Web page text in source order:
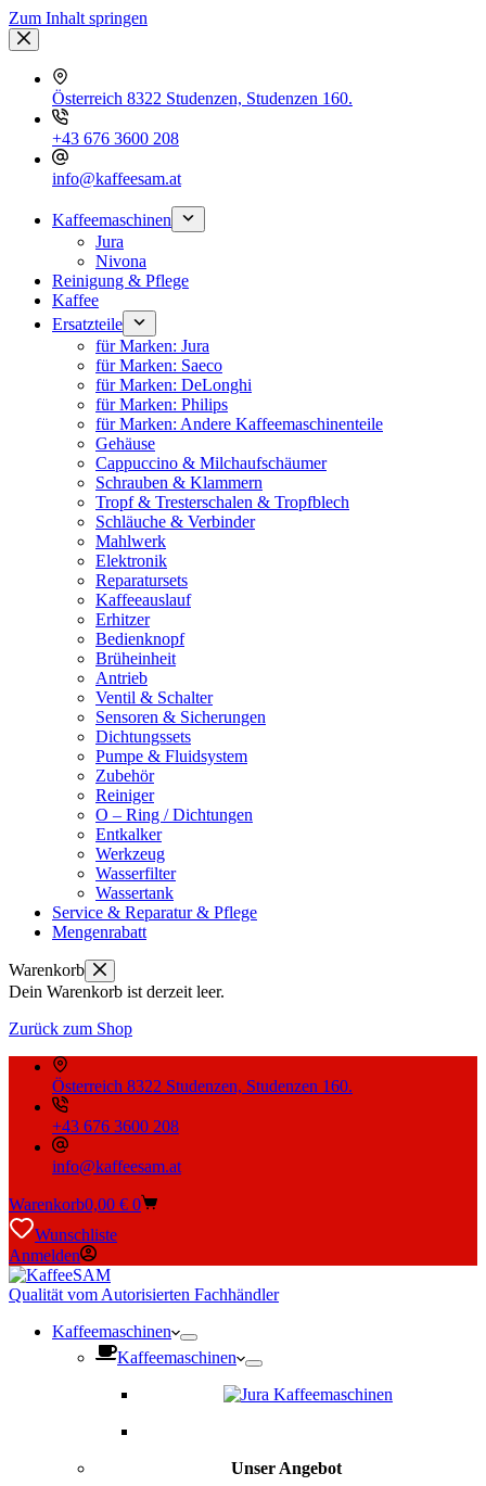
Zum Inhalt springen
Österreich 8322 Studenzen, Studenzen 160.
+43 676 3600 208
info@kaffeesam.at
Kaffeemaschinen
Jura
Nivona
Reinigung & Pflege
Kaffee
Ersatzteile
für Marken: Jura
für Marken: Saeco
für Marken: DeLonghi
für Marken: Philips
für Marken: Andere Kaffeemaschinenteile
Gehäuse
Cappuccino & Milchaufschäumer
Schrauben & Klammern
Tropf & Tresterschalen & Tropfblech
Schläuche & Verbinder
Mahlwerk
Elektronik
Reparatursets
Kaffeeauslauf
Erhitzer
Bedienknopf
Brüheinheit
Antrieb
Ventil & Schalter
Sensoren & Sicherungen
Dichtungssets
Pumpe & Fluidsystem
Zubehör
Reiniger
O – Ring / Dichtungen
Entkalker
Werkzeug
Wasserfilter
Wassertank
Service & Reparatur & Pflege
Mengenrabatt
Warenkorb
Dein Warenkorb ist derzeit leer.
Zurück zum Shop
Österreich 8322 Studenzen, Studenzen 160.
+43 676 3600 208
info@kaffeesam.at
Warenkorb0,00 € 0
Wunschliste
Anmelden
Qualität vom Autorisierten Fachhändler
Kaffeemaschinen
Kaffeemaschinen
Unser Angebot